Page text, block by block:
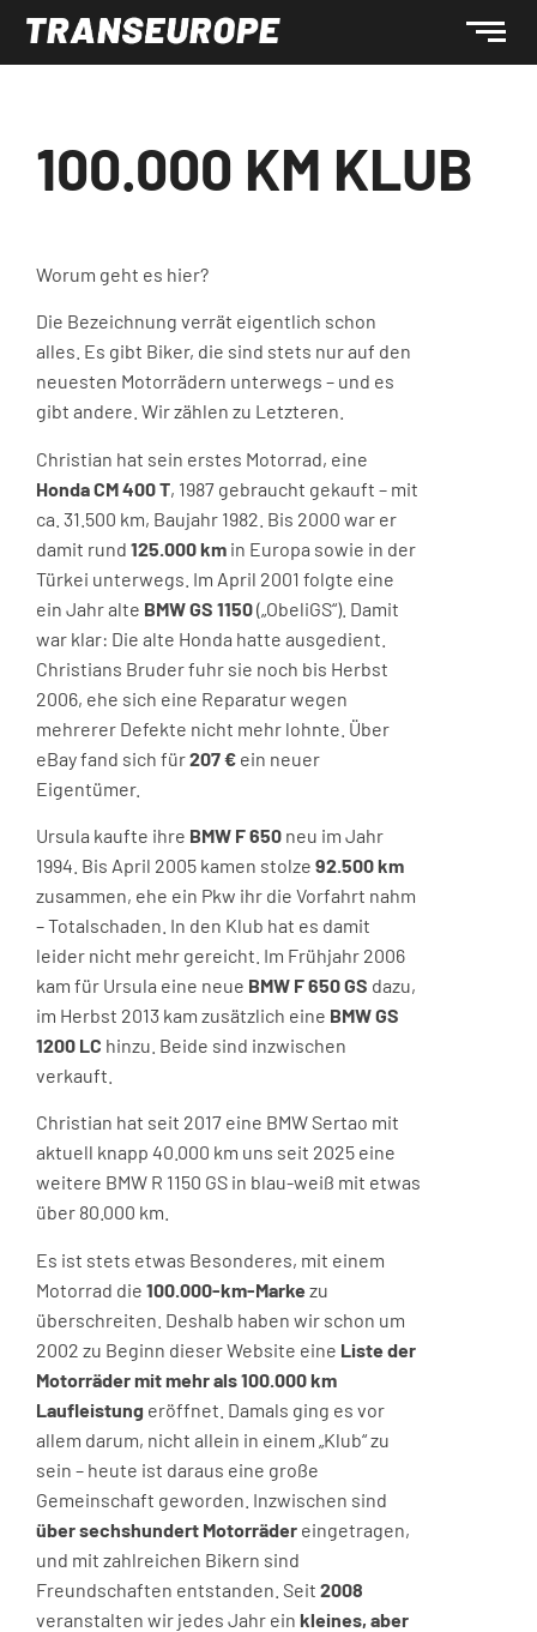
100.000 KM KLUB
Worum geht es hier?
Die Bezeichnung verrät eigentlich schon
alles. Es gibt Biker, die sind stets nur auf den
neuesten Motorrädern unterwegs – und es
gibt andere. Wir zählen zu Letzteren.
Christian hat sein erstes Motorrad, eine
Honda CM 400 T, 1987 gebraucht gekauft – mit
ca. 31.500 km, Baujahr 1982. Bis 2000 war er
damit rund 125.000 km in Europa sowie in der
Türkei unterwegs. Im April 2001 folgte eine
ein Jahr alte BMW GS 1150(„ObeliGS“). Damit
war klar: Die alte Honda hatte ausgedient.
Christians Bruder fuhr sie noch bis Herbst
2006, ehe sich eine Reparatur wegen
mehrerer Defekte nicht mehr lohnte. Über
eBay fand sich für207 € ein neuer
Eigentümer.
Ursula kaufte ihre BMW F 650 neu im Jahr
1994. Bis April 2005 kamen stolze 92.500 km
zusammen, ehe ein Pkw ihr die Vorfahrt nahm
– Totalschaden. In den Klub hat es damit
leider nicht mehr gereicht. Im Frühjahr 2006
kam für Ursula eine neue BMW F 650 GS dazu,
im Herbst 2013 kam zusätzlich eine BMW GS
1200 LC hinzu. Beide sind inzwischen
verkauft.
Christian hat seit 2017 eine BMW Sertao mit
aktuell knapp 40.000 km uns seit 2025 eine
weitere BMW R 1150 GS in blau-weiß mit etwas
über 80.000 km.
Es ist stets etwas Besonderes, mit einem
Motorrad die 100.000-km-Marke zu
überschreiten. Deshalb haben wir schon um
2002 zu Beginn dieser Website eine Liste der
Motorräder mit mehr als 100.000 km
Laufleistung eröffnet. Damals ging es vor
allem darum, nicht allein in einem „Klub“ zu
sein – heute ist daraus eine große
Gemeinschaft geworden. Inzwischen sind
über sechshundert Motorräder eingetragen,
und mit zahlreichen Bikern sind
Freundschaften entstanden. Seit 2008
veranstalten wir jedes Jahr ein kleines, aber